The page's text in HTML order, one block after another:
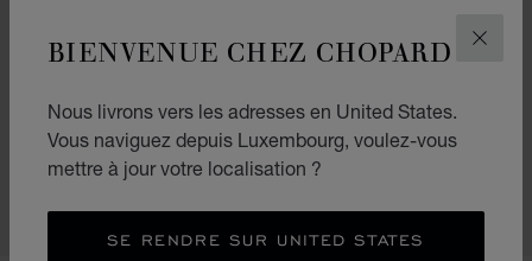
BIENVENUE CHEZ CHOPARD
Nous livrons vers les adresses en United States.
Vous naviguez depuis Luxembourg, voulez-vous
mettre à jour votre localisation ?
SE RENDRE SUR UNITED STATES
STYLO À BILLE CLASSIC
RÉSINE BLEU MARINE – MÉTAL ARGENTÉ
€ 349